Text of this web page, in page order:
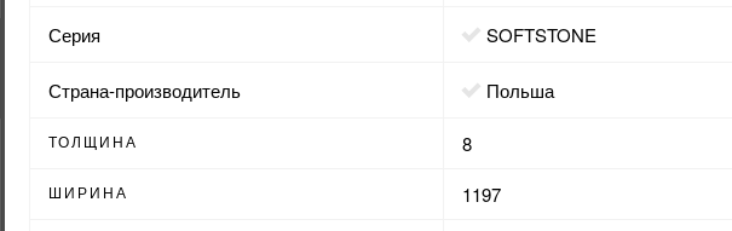
Серия SOFTSTONE
Страна-производитель Польша
ТОЛЩИНА 8
ШИРИНА 1197